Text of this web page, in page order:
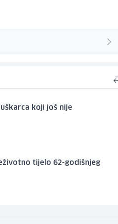
koji još nije
tijelo 62-godišnjeg